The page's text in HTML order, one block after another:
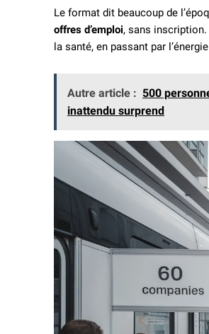
Le format dit beaucoup de
offres d’emploi, sans
la santé, en passant par
Autre article : 500
inattendu surprend